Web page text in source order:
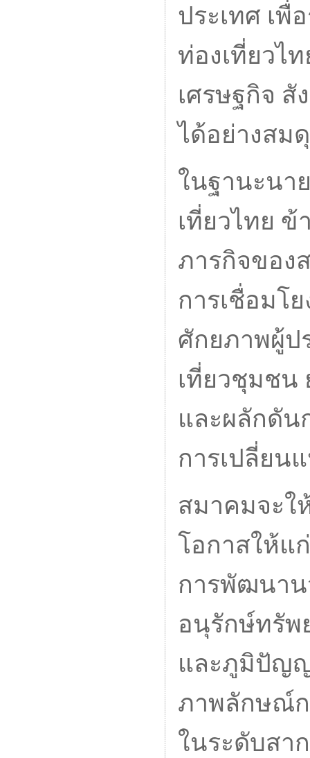
ประเทศ เ
ท่องเที่ยวไ
เศรษฐกิจ
ได้อย่างสม
ในฐานะนา
เที่ยวไทย
ภารกิจของ
การเชื่อมโ
ศักยภาพผู้ป
เที่ยวชุมชน
และผลักดัน
การเปลี่ยน
สมาคมจะใ
โอกาสให้แ
การพัฒนาน
อนุรักษ์ทรัพ
และภูมิปัญญ
ภาพลักษณ์ก
ในระดับสา